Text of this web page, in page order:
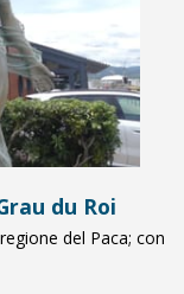
du Roi
del Paca; con